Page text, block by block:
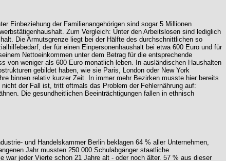
Einbeziehung der Familienangehörigen sind sogar 5 Millionen
Zum Vergleich: Unter den Arbeitslosen sind lediglich
Die Armutsgrenze liegt bei der Hälfte des durchschnittlichen so
der für einen Einpersonenhaushalt bei etwa 600 Euro und für
Nettoeinkommen unter dem Betrag für die entsprechende
von weniger als 600 Euro monatlich leben. In ausländischen Haushalten
gebildet haben, wie sie Paris, London oder New York
binnen relativ kurzer Zeit. In immer mehr Bezirken musste hier bereits
der Fall ist, tritt oftmals das Problem der Fehlernährung auf:
Die gesundheitlichen Beeinträchtigungen fallen in ethnisch
und Handelskammer Berlin beklagen 64 % aller Unternehmen,
Jahr mussten 250.000 Schulabgänger staatliche
war jeder Vierte schon 21 Jahre alt - oder noch älter. 57 % aus dieser